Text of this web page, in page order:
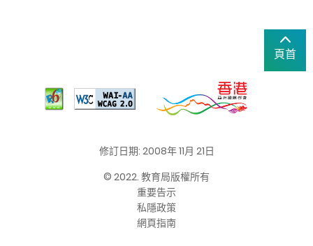
頁首
修訂日期: 2008年 11月 21日
© 2022. 教育局版權所有
重要告示
私隱政策
網頁指南